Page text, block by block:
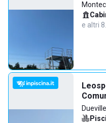
e altri 8…
Dueville